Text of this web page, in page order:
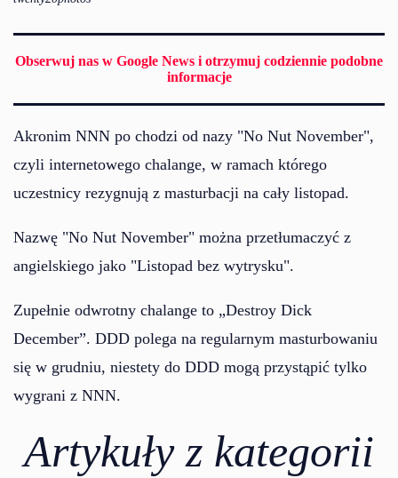
Obserwuj nas w Google News i otrzymuj codziennie podobne
informacje
Akronim NNN po chodzi od nazy "No Nut November",
czyli internetowego chalange, w ramach którego
uczestnicy rezygnują z masturbacji na cały listopad.
Nazwę "No Nut November" można przetłumaczyć z
angielskiego jako "Listopad bez wytrysku".
Zupełnie odwrotny chalange to „Destroy Dick
December”. DDD polega na regularnym masturbowaniu
się w grudniu, niestety do DDD mogą przystąpić tylko
wygrani z NNN.
Artykuły z kategorii